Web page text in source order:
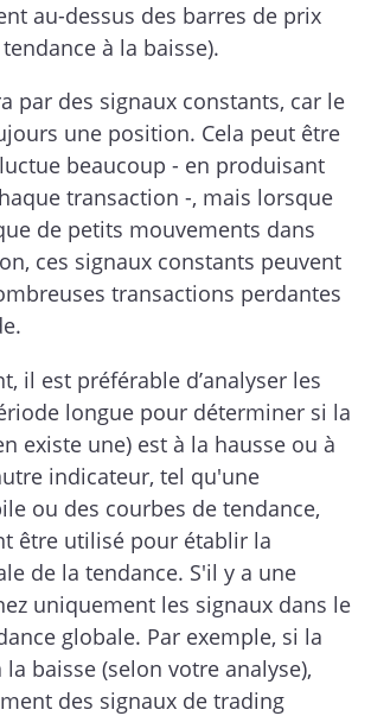
au-dessus des barres de prix
à la baisse).
par des signaux constants, car le
une position. Cela peut être
beaucoup - en produisant
transaction -, mais lorsque
de petits mouvements dans
ces signaux constants peuvent
transactions perdantes
il est préférable d’analyser les
longue pour déterminer si la
existe une) est à la hausse ou à
indicateur, tel qu'une
ou des courbes de tendance,
être utilisé pour établir la
de la tendance. S'il y a une
uniquement les signaux dans le
globale. Par exemple, si la
baisse (selon votre analyse),
des signaux de trading